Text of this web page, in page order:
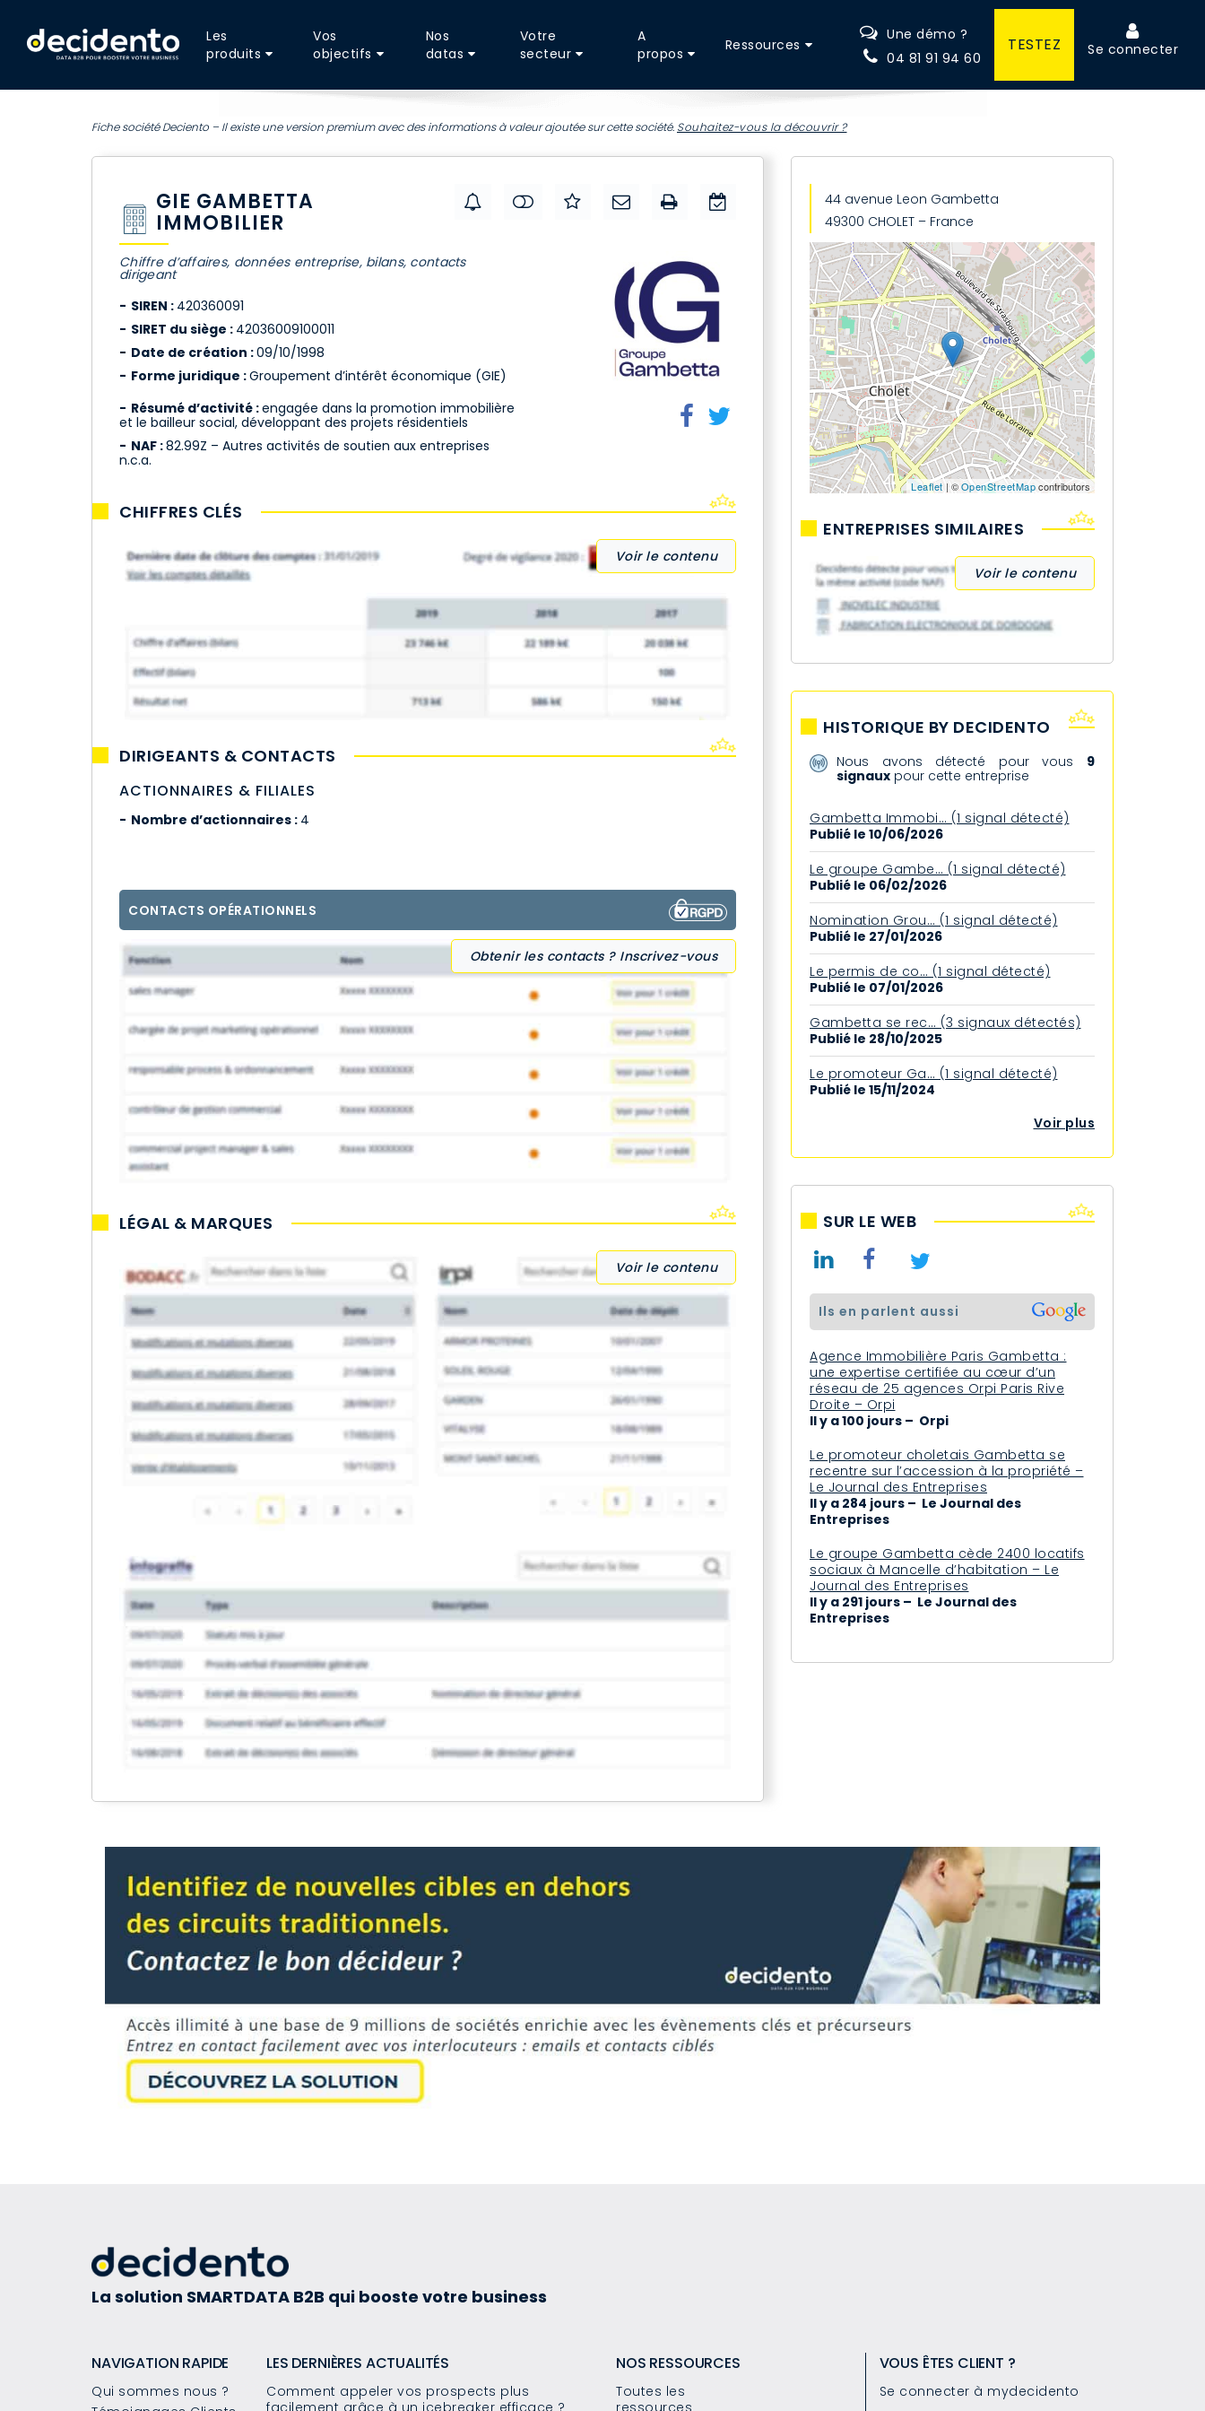
Les
produits
Vos
objectifs
Nos
datas
Votre
secteur
A
propos
Ressources
Une démo ?
04 81 91 94 60
TESTEZ Se connecter
Fiche société Deciento – Il existe une version premium avec des informations à valeur ajoutée sur cette société. Souhaitez-vous la découvrir ?
GIE GAMBETTA
IMMOBILIER
Chiffre d’affaires, données entreprise, bilans, contacts
dirigeant
SIREN : 420360091
SIRET du siège : 42036009100011
Date de création :09/10/1998
Forme juridique :Groupement d’intérêt économique (GIE)
Résumé d’activité :engagée dans la promotion immobilière
et le bailleur social, développant des projets résidentiels
NAF :82.99Z – Autres activités de soutien aux entreprises
n.c.a.
CHIFFRES CLÉS
Voir le contenu
DIRIGEANTS & CONTACTS
ACTIONNAIRES & FILIALES
Nombre d’actionnaires : 4
CONTACTS OPÉRATIONNELS
Obtenir les contacts ? Inscrivez-vous
LÉGAL & MARQUES
Voir le contenu
44 avenue Leon Gambetta
49300 CHOLET – France
Leaflet | ©OpenStreetMapcontributors
ENTREPRISES SIMILAIRES
Voir le contenu
HISTORIQUE BY DECIDENTO
Nous avons détecté pour vous 9
signaux pour cette entreprise
Gambetta Immobi… (1 signal détecté)
Publié le 10/06/2026
Le groupe Gambe… (1 signal détecté)
Publié le 06/02/2026
Nomination Grou… (1 signal détecté)
Publié le 27/01/2026
Le permis de co… (1 signal détecté)
Publié le 07/01/2026
Gambetta se rec… (3 signaux détectés)
Publié le 28/10/2025
Le promoteur Ga… (1 signal détecté)
Publié le 15/11/2024
Voir plus
SUR LE WEB
ils en parlent aussi
Agence Immobilière Paris Gambetta :
une expertise certifiée au cœur d’un
réseau de 25 agences Orpi Paris Rive
Droite – Orpi
Il y a 100 jours – Orpi
Le promoteur choletais Gambetta se
recentre sur l’accession à la propriété –
Le Journal des Entreprises
Il y a 284 jours – Le Journal des
Entreprises
Le groupe Gambetta cède 2400 locatifs
sociaux à Mancelle d’habitation – Le
Journal des Entreprises
Il y a 291 jours – Le Journal des
Entreprises
La solution SMARTDATA B2B qui booste votre business
NAVIGATION RAPIDE
Qui sommes nous ?
LES DERNIÈRES ACTUALITÉS
Comment appeler vos prospects plus
NOS RESSOURCES
Toutes les
VOUS ÊTES CLIENT ?
Se connecter à mydecidento